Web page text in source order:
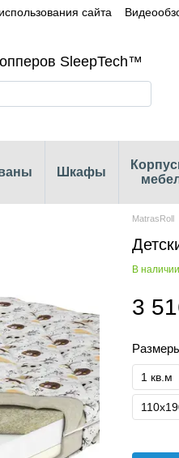
сайта
SleepTech™
Шкафы
MatrasRoll
В наличии
3
1 кв.м